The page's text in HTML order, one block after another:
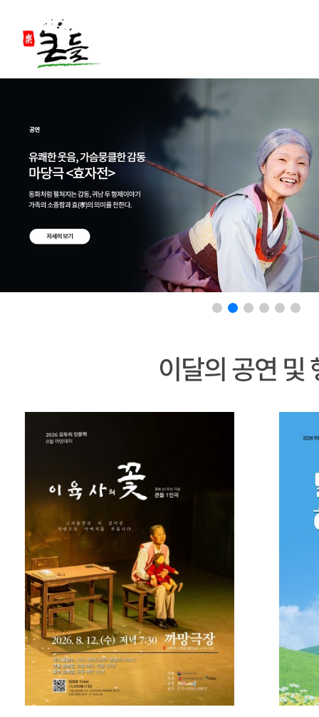
이달의 공연 및